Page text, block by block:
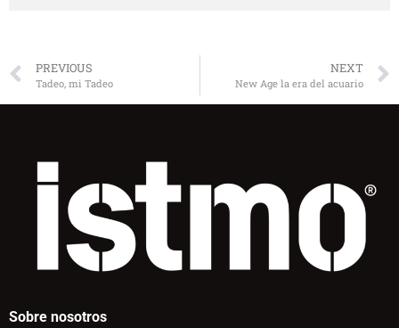
PREVIOUS
Tadeo, mi Tadeo
NEXT
New Age la era del acuario
Sobre nosotros